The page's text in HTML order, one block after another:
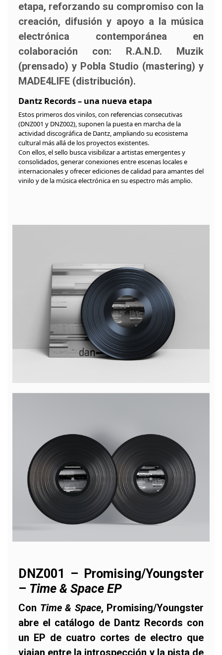
etapa, reforzando su compromiso con la
creación, difusión y apoyo a la música
electrónica contemporánea en
colaboración con: R.A.N.D. Muzik
(prensado) y Pobla Studio (mastering) y
MADE4LIFE (distribución).
Dantz Records – una nueva etapa
Estos primeros dos vinilos, con referencias consecutivas
(DNZ001 y DNZ002), suponen la puesta en marcha de la
actividad discográfica de Dantz, ampliando su ecosistema
cultural más allá de los proyectos existentes.
Con ellos, el sello busca visibilizar a artistas emergentes y
consolidados, generar conexiones entre escenas locales e
internacionales y ofrecer ediciones de calidad para amantes del
vinilo y de la música electrónica en su espectro más amplio.
DNZ001 – Promising/Youngster
– Time & Space EP
Con Time & Space, Promising/Youngster
abre el catálogo de Dantz Records con
un EP de cuatro cortes de electro que
viajan entre la introspección y la pista de